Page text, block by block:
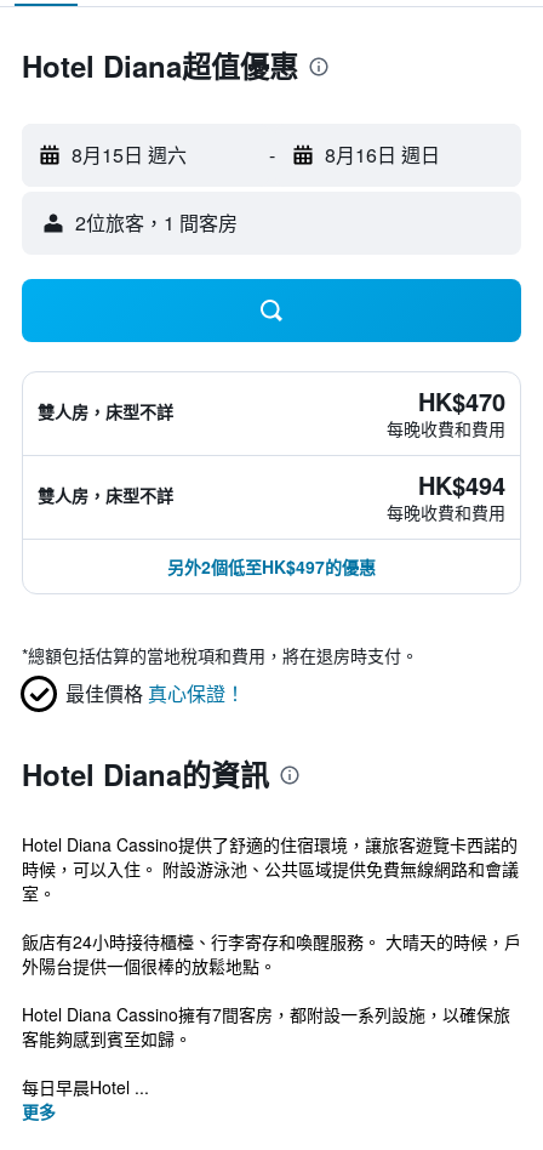
Hotel Diana超值優惠
8月15日 週六 - 8月16日 週日
2位旅客，1 間客房
雙人房，床型不詳 HK$470
每晚收費和費用
雙人房，床型不詳 HK$494
每晚收費和費用
另外2個低至HK$497的優惠
*總額包括估算的當地稅項和費用，將在退房時支付。
最佳價格 真心保證！
Hotel Diana的資訊
Hotel Diana Cassino提供了舒適的住宿環境，讓旅客遊覽卡西諾的
時候，可以入住。 附設游泳池、公共區域提供免費無線網路和會議
室。
飯店有24小時接待櫃檯、行李寄存和喚醒服務。 大晴天的時候，戶
外陽台提供一個很棒的放鬆地點。
Hotel Diana Cassino擁有7間客房，都附設一系列設施，以確保旅
客能夠感到賓至如歸。
每日早晨Hotel ...
更多